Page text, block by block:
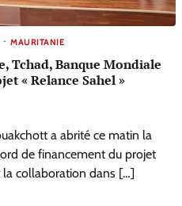
MAURITANIE
Tchad, Banque Mondiale
« Relance Sahel »
a abrité ce matin la
de financement du projet
la collaboration dans […]